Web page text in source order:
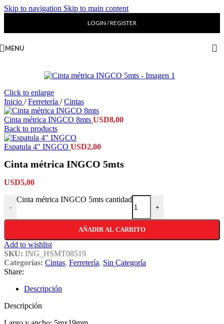
Skip to navigation Skip to main content
LOGIN / REGISTER
MENU
Click to enlarge
Inicio / Ferretería / Cintas
Cinta métrica INGCO 8mts USD8,00
Back to products
Espatula 4" INGCO USD2,00
Cinta métrica INGCO 5mts
USD5,00
-
Cinta métrica INGCO 5mts cantidad
+
AÑADIR AL CARRITO
Add to wishlist
SKU: ING_HSMT08519
Categorías: Cintas, Ferretería, Sin Categoría
Share:
Descripción
Descripción